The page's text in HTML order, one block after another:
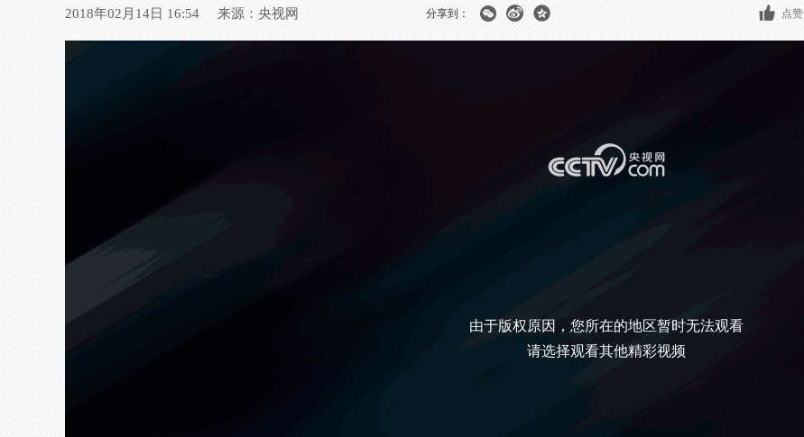
2018年02月14日 16:54 来源：央视网 分享到： 点赞